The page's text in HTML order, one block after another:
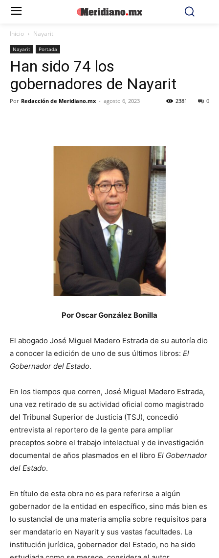
Inicio Nayarit
Nayarit Portada
Han sido 74 los
gobernadores de Nayarit
Por Redacción de Meridiano.mx - agosto 6, 2023 0
2381
Por Oscar González Bonilla
El abogado José Miguel Madero Estrada de su autoría dio
a conocer la edición de uno de sus últimos libros: El
Gobernador del Estado.
En los tiempos que corren, José Miguel Madero Estrada,
una vez retirado de su actividad oficial como magistrado
del Tribunal Superior de Justicia (TSJ), concedió
entrevista al reportero de la gente para ampliar
preceptos sobre el trabajo intelectual y de investigación
documental de años plasmados en el libro El Gobernador
del Estado.
En título de esta obra no es para referirse a algún
gobernador de la entidad en específico, sino más bien es
lo sustancial de una materia amplia sobre requisitos para
ser mandatario en Nayarit y sus vastas facultades. La
institución jurídica, gobernador del Estado, no ha sido